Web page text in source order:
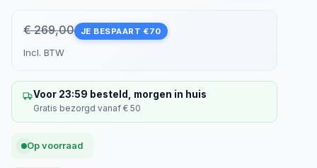
€ 269,00 JE BESPAART €70
Incl. BTW
Voor 23:59 besteld, morgen in huis
Gratis bezorgd vanaf € 50
Op voorraad